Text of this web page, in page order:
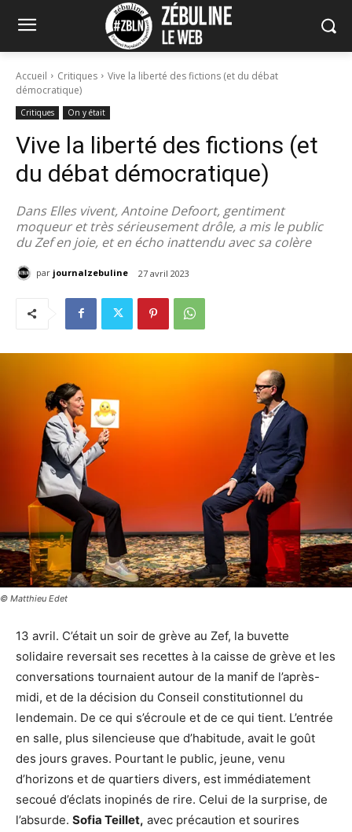
Accueil Critiques
Vive la liberté des fictions (et du débat
démocratique)
Critiques On y était
Vive la liberté des fictions (et
du débat démocratique)
Dans Elles vivent, Antoine Defoort, gentiment
moqueur et très sérieusement drôle, a mis le public
du Zef en joie, et en écho inattendu avec sa colère
par journalzebuline 27 avril 2023
© Matthieu Edet
13 avril. C’était un soir de grève au Zef, la buvette
solidaire reversait ses recettes à la caisse de grève et les
conversations tournaient autour de la manif de l’après-
midi, et de la décision du Conseil constitutionnel du
lendemain. De ce qui s’écroule et de ce qui tient. L’entrée
en salle, plus silencieuse que d’habitude, avait le goût
des jours graves. Pourtant le public, jeune, venu
d’horizons et de quartiers divers, est immédiatement
secoué d’éclats inopinés de rire. Celui de la surprise, de
l’absurde. Sofia Teillet, avec précaution et sourires